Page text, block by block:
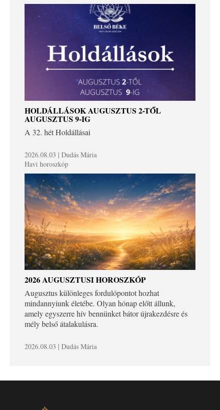
HOLDÁLLÁSOK AUGUSZTUS 2-TŐL
AUGUSZTUS 9-IG
A 32. hét Holdállásai
2026.08.03 | Dudás Mária
Havi horoszkóp
2026 AUGUSZTUSI HOROSZKÓP
Augusztus különleges fordulópontot hozhat
mindannyiunk életébe. Olyan hónap előtt állunk,
amely egyszerre hív bennünket bátor újrakezdésre és
mély belső átalakulásra.
2026.08.03 | Dudás Mária